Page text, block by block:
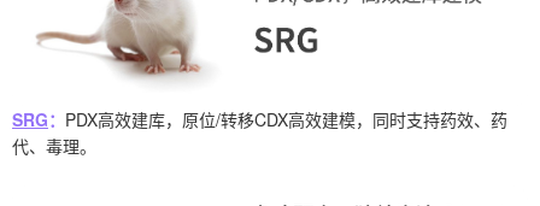
SRG： PDX高效建库，原位/转移CDX高效建模，同时支持药效、药
代、毒理。